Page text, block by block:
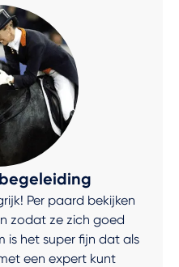
Per paard bekijken
zodat ze zich goed
is het super fijn dat als
een expert kunt